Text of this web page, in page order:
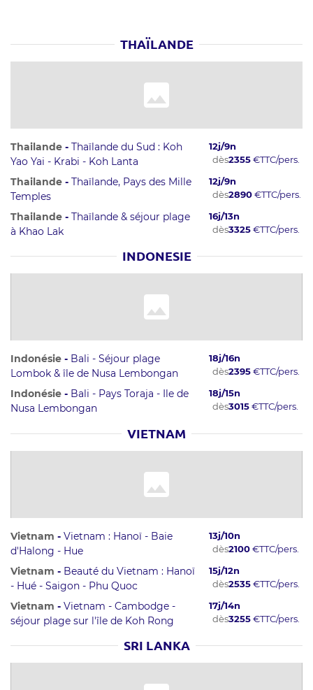
THAÏLANDE
Thailande - Thaïlande du Sud : Koh
Yao Yai - Krabi - Koh Lanta
12j/9n
dès2355€TTC/pers.
Thailande - Thaïlande, Pays des Mille
Temples
12j/9n
dès2890€TTC/pers.
Thailande - Thaïlande & séjour plage
à Khao Lak
16j/13n
dès3325€TTC/pers.
INDONESIE
Indonésie - Bali - Séjour plage
Lombok & île de Nusa Lembongan
18j/16n
dès2395€TTC/pers.
Indonésie - Bali - Pays Toraja - Ile de
Nusa Lembongan
18j/15n
dès3015€TTC/pers.
VIETNAM
Vietnam - Vietnam : Hanoï - Baie
d'Halong - Hue
13j/10n
dès2100€TTC/pers.
Vietnam - Beauté du Vietnam : Hanoï
- Hué - Saigon - Phu Quoc
15j/12n
dès2535€TTC/pers.
Vietnam - Vietnam - Cambodge -
séjour plage sur l'île de Koh Rong
17j/14n
dès3255€TTC/pers.
SRI LANKA